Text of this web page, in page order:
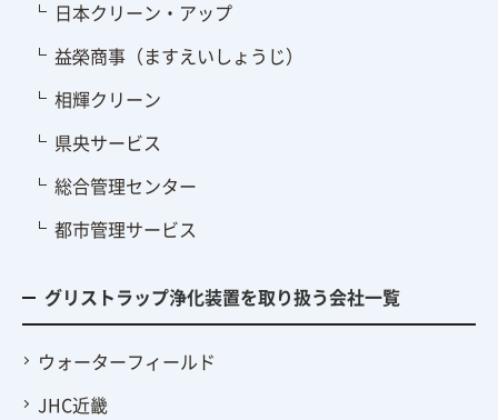
日本クリーン・アップ
益榮商事（ますえいしょうじ）
相輝クリーン
県央サービス
総合管理センター
都市管理サービス
グリストラップ浄化装置を取り扱う会社一覧
ウォーターフィールド
JHC近畿